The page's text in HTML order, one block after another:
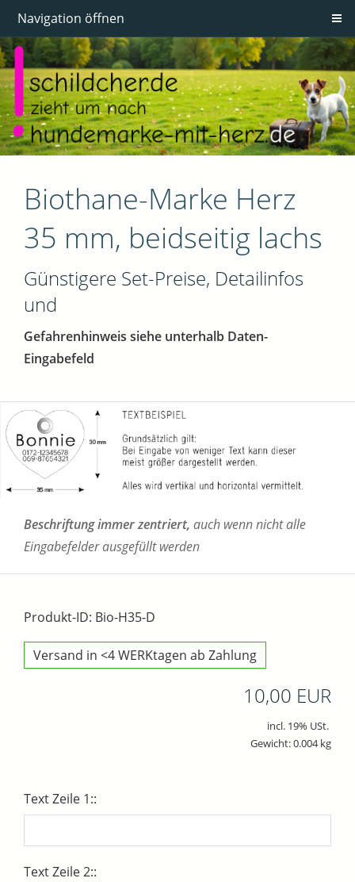
Navigation öffnen
Biothane-Marke Herz
35 mm, beidseitig lachs
Günstigere Set-Preise, Detailinfos
und
Gefahrenhinweis siehe unterhalb Daten-
Eingabefeld
Beschriftung immer zentriert, auch wenn nicht alle
Eingabefelder ausgefüllt werden
Produkt-ID: Bio-H35-D
Versand in <4 WERKtagen ab Zahlung
10,00 EUR
incl. 19% USt.
Gewicht: 0.004 kg
Text Zeile 1::
Text Zeile 2::